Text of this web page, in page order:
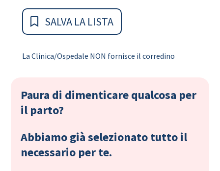
SALVA LA LISTA
La Clinica/Ospedale NON fornisce il corredino
Paura di dimenticare qualcosa per
il parto?
Abbiamo già selezionato tutto il
necessario per te.